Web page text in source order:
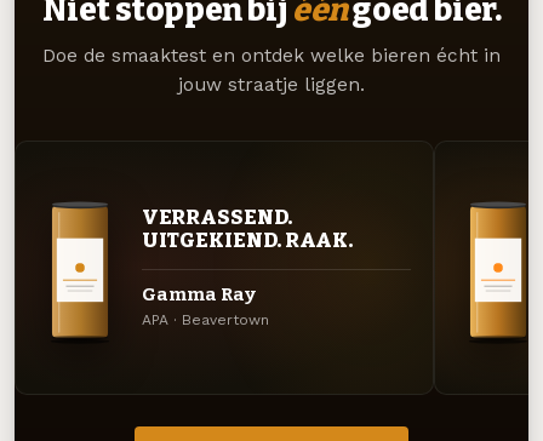
Niet stoppen bij ééngoed bier.
Doe de smaaktest en ontdek welke bieren écht in
jouw straatje liggen.
VERRASSEND.
UITGEKIEND. RAAK.
Gamma Ray
APA · Beavertown